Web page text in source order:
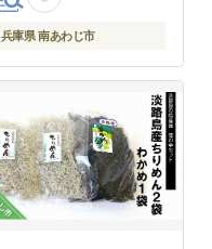
兵庫県 南あわじ市